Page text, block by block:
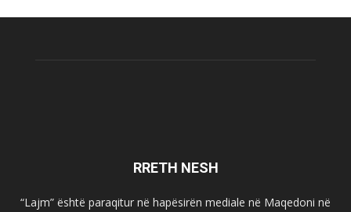
RRETH NESH
“Lajm” është paraqitur në hapësirën mediale në Maqedoni në